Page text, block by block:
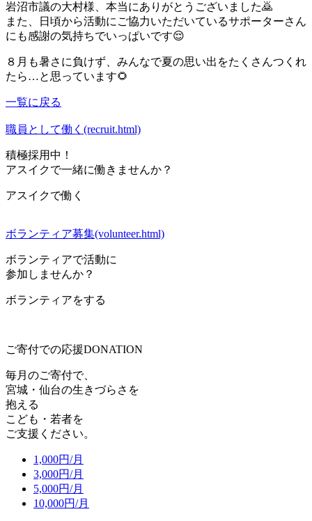
岩沼市議の大村様、本当にありがとうございました🙇
また、日頃から活動にご協力いただいているサポーターさん
にも感謝の気持ちでいっぱいです😌
８月も暑さに負けず、みんなで夏の思い出をたくさんつくれ
たら…と思っています🌻
一覧に戻る
職員として働く(recruit.html)
積極採用中！
アスイクで一緒に働きませんか？
アスイクで働く
ボランティア募集(volunteer.html)
ボランティアで活動に
参加しませんか？
ボランティアをする
ご寄付での応援DONATION
毎月のご寄付で、
宮城・仙台の生きづらさを
抱える
こども・若者を
ご支援ください。
1,000円/月
3,000円/月
5,000円/月
10,000円/月